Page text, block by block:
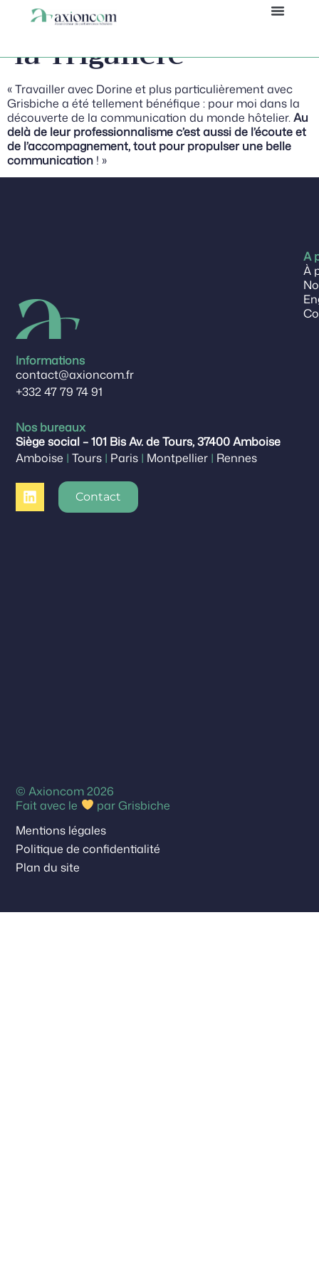
Panneau de gestion des cookies
Lise D, Domaine de
la Trigalière
« Travailler avec Dorine et plus particulièrement avec
Grisbiche a été tellement bénéfique : pour moi dans la
découverte de la communication du monde hôtelier.Au
delà de leur professionnalisme c’est aussi de l’écoute et
de l’accompagnement, tout pour propulser une belle
communication ! »
Informations
contact@axioncom.fr
+332 47 79 74 91
Nos bureaux
Siège social – 101 Bis Av. de Tours, 37400 Amboise
Amboise | Tours | Paris | Montpellier | Rennes
Contact
A
À
© Axioncom 2026
Fait avec le
parGrisbiche
Mentions légales
Politique de confidentialité
Plan du site